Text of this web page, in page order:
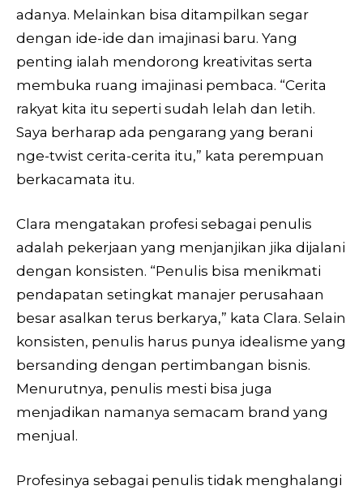
adanya. Melainkan bisa ditampilkan segar
dengan ide-ide dan imajinasi baru. Yang
penting ialah mendorong kreativitas serta
membuka ruang imajinasi pembaca. “Cerita
rakyat kita itu seperti sudah lelah dan letih.
Saya berharap ada pengarang yang berani
nge-twist cerita-cerita itu,” kata perempuan
berkacamata itu.
Clara mengatakan profesi sebagai penulis
adalah pekerjaan yang menjanjikan jika dijalani
dengan konsisten. “Penulis bisa menikmati
pendapatan setingkat manajer perusahaan
besar asalkan terus berkarya,” kata Clara. Selain
konsisten, penulis harus punya idealisme yang
bersanding dengan pertimbangan bisnis.
Menurutnya, penulis mesti bisa juga
menjadikan namanya semacam brand yang
menjual.
Profesinya sebagai penulis tidak menghalangi